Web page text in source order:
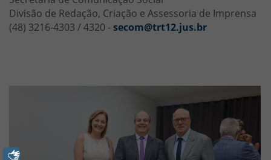
Divisão de Redação, Criação e Assessoria de Imprensa
(48) 3216-4303 / 4320 -secom@trt12.jus.br